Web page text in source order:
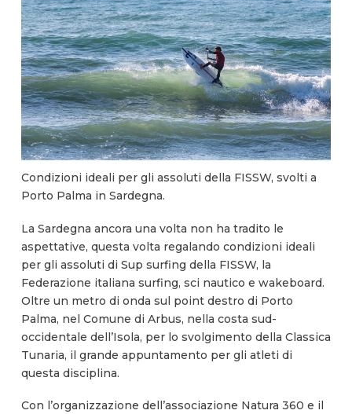
Condizioni ideali per gli assoluti della FISSW, svolti a
Porto Palma in Sardegna.
La Sardegna ancora una volta non ha tradito le
aspettative, questa volta regalando condizioni ideali
per gli assoluti di Sup surfing della FISSW, la
Federazione italiana surfing, sci nautico e wakeboard.
Oltre un metro di onda sul point destro di Porto
Palma, nel Comune di Arbus, nella costa sud-
occidentale dell’Isola, per lo svolgimento della Classica
Tunaria, il grande appuntamento per gli atleti di
questa disciplina.
Con l’organizzazione dell’associazione Natura 360 e il